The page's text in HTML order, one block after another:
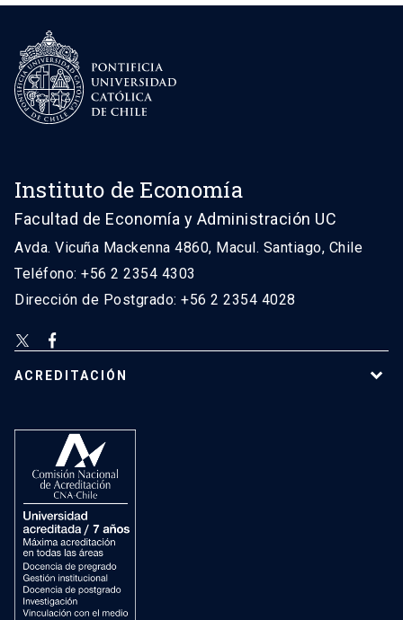
Instituto de Economía
Facultad de Economía y Administración UC
Avda. Vicuña Mackenna 4860, Macul. Santiago, Chile
Teléfono: +56 2 2354 4303
Dirección de Postgrado: +56 2 2354 4028
ACREDITACIÓN